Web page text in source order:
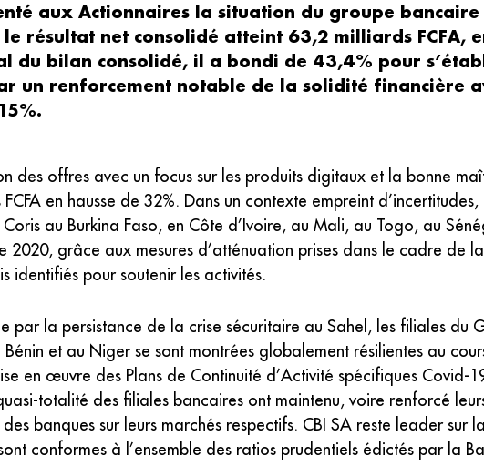
aux Actionnaires la situation du groupe bancaire
résultat net consolidé atteint 63,2 milliards FCFA,
du bilan consolidé, il a bondi de 43,4% pour
un renforcement notable de la solidité financière
des offres avec un focus sur les produits digitaux et la bonne
en hausse de 32%. Dans un contexte empreint
au Burkina Faso, en Côte d’Ivoire, au Mali, au Togo, au
2020, grâce aux mesures d’atténuation prises dans le cadre de
identifiés pour soutenir les activités.
par la persistance de la crise sécuritaire au Sahel, les filiales du
et au Niger se sont montrées globalement résilientes au
en œuvre des Plans de Continuité d’Activité spécifiques Covid-
totalité des filiales bancaires ont maintenu, voire renforcé
banques sur leurs marchés respectifs. CBI SA reste leader sur
conformes à l’ensemble des ratios prudentiels édictés par la